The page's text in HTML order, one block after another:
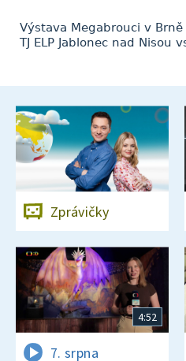
Výstava Megabrouci v
TJ ELP Jablonec nad Nisou
Zprávičky
4:52
7. srpna